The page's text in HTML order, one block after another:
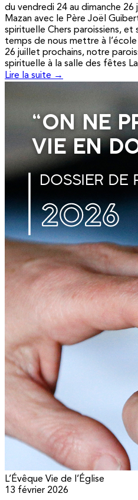
du vendredi 24 au dimanche 26
Mazan avec le Père Joël
spirituelle Chers paroissiens, et
temps de nous mettre à
26 juillet prochains, notre
spirituelle à la salle des fêtes
Lire la suite →
L’Évêque Vie de l’Église
13 février 2026